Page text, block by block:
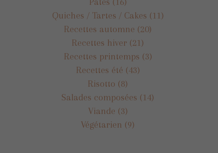
Quiches / Tartes / Cakes (11)
Recettes automne (20)
Recettes hiver (21)
Recettes printemps (3)
Recettes été (43)
Risotto (8)
Salades composées (14)
Viande (3)
Végétarien (9)